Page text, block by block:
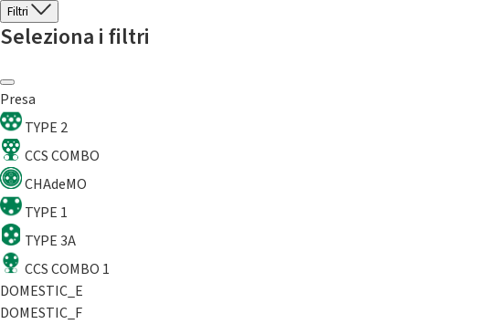
Filtri
Seleziona i filtri
Presa
TYPE 2
CCS COMBO
CHAdeMO
TYPE 1
TYPE 3A
CCS COMBO 1
DOMESTIC_E
DOMESTIC_F